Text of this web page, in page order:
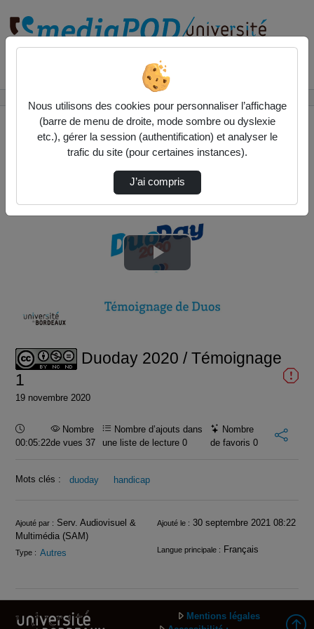
Lire
la
Duoday 2020 / Témoignage
1
19 novembre 2020
Durée :
00:05:22
Nombre
de vues 37
Nombre d’ajouts dans
une liste de lecture0
Nombre
de favoris 0
Mots clés : duoday handicap
Infos
Ajouté par : Serv. Audiovisuel &
Multimédia (SAM)
Ajouté le : 30 septembre 2021 08:22
Type : Autres Langue principale : Français
Mentions légales
Nous utilisons des cookies pour personnaliser l’affichage
(barre de menu de droite, mode sombre ou dyslexie
etc.), gérer la session (authentification) et analyser le
trafic du site (pour certaines instances).
J’ai compris